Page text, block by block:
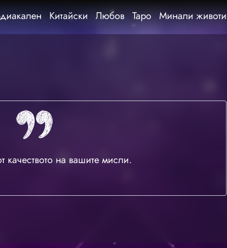
Китайски Любов Таро Минали животи
качеството на вашите мисли.